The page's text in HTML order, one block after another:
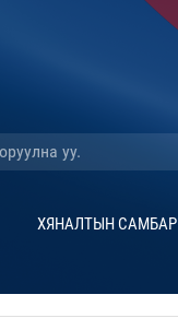
ХЯНАЛТЫН САМБАР